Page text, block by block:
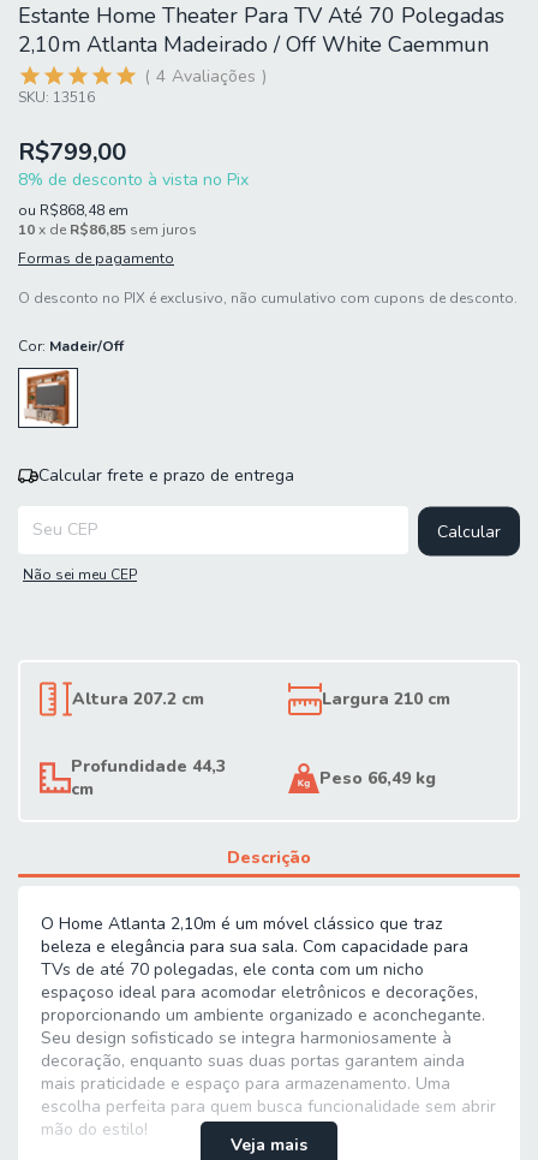
Estante Home Theater Para TV Até 70 Polegadas
2,10m Atlanta Madeirado / Off White Caemmun
4 Avaliações
SKU: 13516
R$799,00
8% de desconto à vista no Pix
ou R$868,48 em
10x de R$86,85 sem juros
Formas de pagamento
O desconto no PIX é exclusivo, não cumulativo com cupons de desconto.
Cor: Madeir/Off
Calcular frete e prazo de entrega
Calcular
Não sei meu CEP
Altura 207.2 cm Largura 210 cm
Profundidade 44,3
cm
Peso 66,49 kg
Descrição
O Home Atlanta 2,10m é um móvel clássico que traz
beleza e elegância para sua sala. Com capacidade para
TVs de até 70 polegadas, ele conta com um nicho
espaçoso ideal para acomodar eletrônicos e decorações,
proporcionando um ambiente organizado e aconchegante.
Seu design sofisticado se integra harmoniosamente à
decoração, enquanto suas duas portas garantem ainda
mais praticidade e espaço para armazenamento. Uma
escolha perfeita para quem busca funcionalidade sem abrir
mão do estilo!
Veja mais